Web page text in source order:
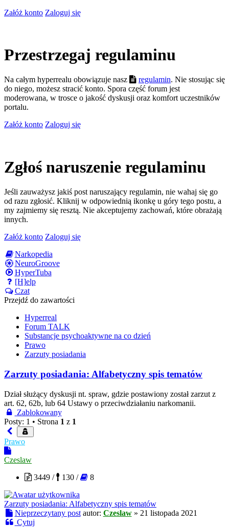
Załóż konto Zaloguj się
Przestrzegaj regulaminu
Na całym hyperrealu obowiązuje nasz regulamin. Nie stosując się
do niego, możesz stracić konto. Spora część forum jest
moderowana, w trosce o jakość dyskusji oraz komfort uczestników
portalu.
Załóż konto Zaloguj się
Zgłoś naruszenie regulaminu
Jeśli zauważysz jakiś post naruszający regulamin, nie wahaj się go
od razu zgłosić. Kliknij w odpowiednią ikonkę u góry tego postu, a
my zajmiemy się resztą. Nie akceptujemy zachowań, które obrażają
innych.
Załóż konto Zaloguj się
Narkopedia
NeuroGroove
HyperTuba
[H]elp
Czat
Przejdź do zawartości
Hyperreal
Forum TALK
Substancje psychoaktywne na co dzień
Prawo
Zarzuty posiadania
Zarzuty posiadania: Alfabetyczny spis tematów
Dział służący dyskusji nt. spraw, gdzie postawiony został zarzut z
art. 62, 62b, lub 64 Ustawy o przeciwdziałaniu narkomanii.
Zablokowany
Posty: 1 • Strona 1 z 1
Prawo
Czeslaw
3449 /
130 / 8
Zarzuty posiadania: Alfabetyczny spis tematów
Nieprzeczytany post autor: Czeslaw» 21 listopada 2021
Cytuj